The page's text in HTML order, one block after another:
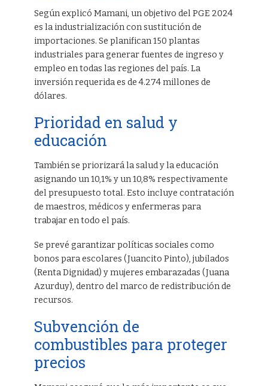
Según explicó Mamani, un objetivo del PGE 2024
es la industrialización con sustitución de
importaciones. Se planifican 150 plantas
industriales para generar fuentes de ingreso y
empleo en todas las regiones del país. La
inversión requerida es de 4.274 millones de
dólares.
Prioridad en salud y
educación
También se priorizará la salud y la educación
asignando un 10,1% y un 10,8% respectivamente
del presupuesto total. Esto incluye contratación
de maestros, médicos y enfermeras para
trabajar en todo el país.
Se prevé garantizar políticas sociales como
bonos para escolares (Juancito Pinto), jubilados
(Renta Dignidad) y mujeres embarazadas (Juana
Azurduy), dentro del marco de redistribución de
recursos.
Subvención de
combustibles para proteger
precios